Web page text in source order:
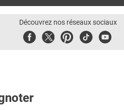
Découvrez nos réseaux sociaux
FacebookTwitterPinterest
TiktokYoubute